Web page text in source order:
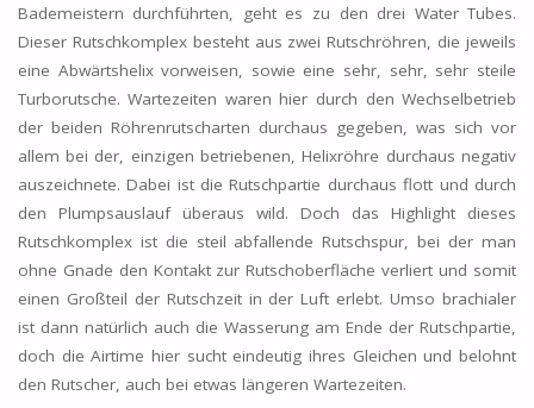
Bademeistern durchführten, geht es zu den drei Water Tubes.
Dieser Rutschkomplex besteht aus zwei Rutschröhren, die jeweils
eine Abwärtshelix vorweisen, sowie eine sehr, sehr, sehr steile
Turborutsche. Wartezeiten waren hier durch den Wechselbetrieb
der beiden Röhrenrutscharten durchaus gegeben, was sich vor
allem bei der, einzigen betriebenen, Helixröhre durchaus negativ
auszeichnete. Dabei ist die Rutschpartie durchaus flott und durch
den Plumpsauslauf überaus wild. Doch das Highlight dieses
Rutschkomplex ist die steil abfallende Rutschspur, bei der man
ohne Gnade den Kontakt zur Rutschoberfläche verliert und somit
einen Großteil der Rutschzeit in der Luft erlebt. Umso brachialer
ist dann natürlich auch die Wasserung am Ende der Rutschpartie,
doch die Airtime hier sucht eindeutig ihres Gleichen und belohnt
den Rutscher, auch bei etwas längeren Wartezeiten.